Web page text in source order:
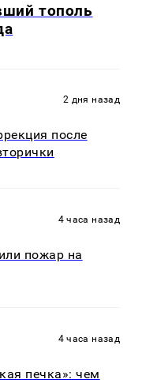
тополь
2 дня назад
после
4 часа назад
пожар на
4 часа назад
печка»: чем